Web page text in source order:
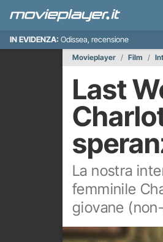
IN EVIDENZA: Odissea, recensione
Movieplayer
Film
Last
La nostra
femminile
giovane